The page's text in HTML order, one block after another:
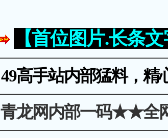
【首位图片.长条
49高手站内部猛料，精
青龙网内部一码★★全